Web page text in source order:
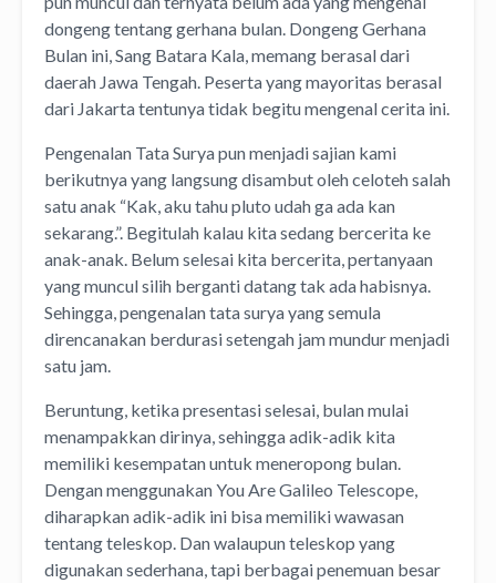
dongeng tentang gerhana bulan. Dongeng Gerhana
Bulan ini, Sang Batara Kala, memang berasal dari
daerah Jawa Tengah. Peserta yang mayoritas berasal
dari Jakarta tentunya tidak begitu mengenal cerita ini.
Pengenalan Tata Surya pun menjadi sajian kami
berikutnya yang langsung disambut oleh celoteh salah
satu anak “Kak, aku tahu pluto udah ga ada kan
sekarang.”. Begitulah kalau kita sedang bercerita ke
anak-anak. Belum selesai kita bercerita, pertanyaan
yang muncul silih berganti datang tak ada habisnya.
Sehingga, pengenalan tata surya yang semula
direncanakan berdurasi setengah jam mundur menjadi
satu jam.
Beruntung, ketika presentasi selesai, bulan mulai
menampakkan dirinya, sehingga adik-adik kita
memiliki kesempatan untuk meneropong bulan.
Dengan menggunakan You Are Galileo Telescope,
diharapkan adik-adik ini bisa memiliki wawasan
tentang teleskop. Dan walaupun teleskop yang
digunakan sederhana, tapi berbagai penemuan besar